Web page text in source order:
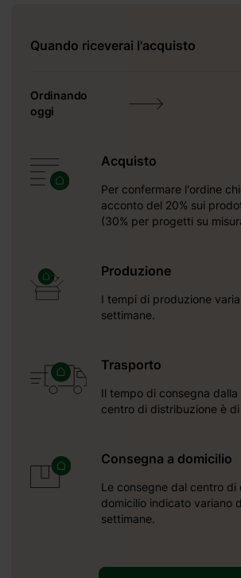
Quando riceverai l'acquisto
Ordinando
oggi
Acquisto
Per confermare l'ordine
acconto del 20% sui
(30% per progetti su
Produzione
I tempi di produzione
settimane.
Trasporto
Il tempo di consegna
centro di distribuzione è
Consegna a domicilio
Le consegne dal centro di
domicilio indicato variano
settimane.
o
kit